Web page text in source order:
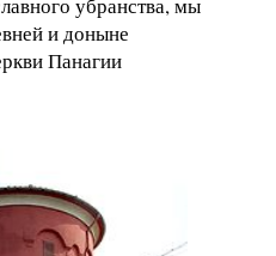
убранства, мы
и доныне
Панагии